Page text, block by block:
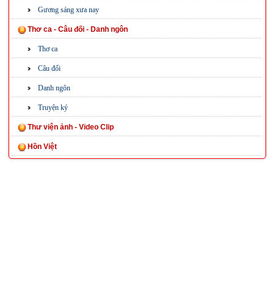
Gương sáng xưa nay
Thơ ca - Câu đối - Danh ngôn
Thơ ca
Câu đối
Danh ngôn
Truyện ký
Thư viện ảnh - Video Clip
Hồn Việt